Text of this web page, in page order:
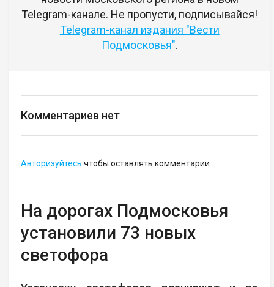
Telegram-канале. Не пропусти, подписывайся!
Telegram-канал издания "Вести
Подмосковья".
Комментариев нет
Авторизуйтесь чтобы оставлять комментарии
На дорогах Подмосковья
установили 73 новых
светофора